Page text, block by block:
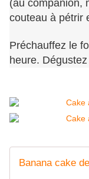
(au companion,
couteau à pétrir
Préchauffez le
heure.